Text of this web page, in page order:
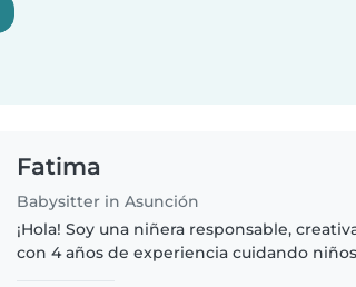
Fatima
Babysitter in Asunción
¡Hola! Soy una niñera responsable,
con 4 años de experiencia cuidando